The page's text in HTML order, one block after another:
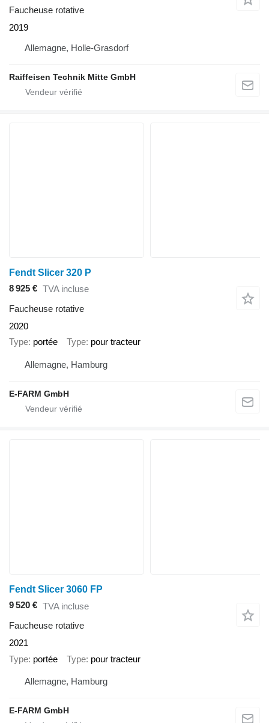
Faucheuse rotative
2019
Allemagne, Holle-Grasdorf
Raiffeisen Technik Mitte GmbH
Fendt Slicer 320 P
8 925 € TVA incluse
Faucheuse rotative
2020
Type portée Type pour tracteur
Allemagne, Hamburg
E-FARM GmbH
Fendt Slicer 3060 FP
9 520 € TVA incluse
Faucheuse rotative
2021
Type portée Type pour tracteur
Allemagne, Hamburg
E-FARM GmbH